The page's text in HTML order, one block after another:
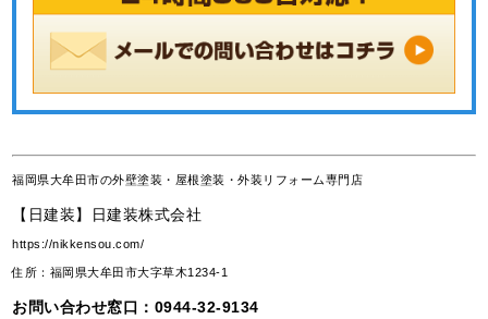
福岡県大牟田市の外壁塗装・屋根塗装・外装リフォーム専門店
【日建装】日建装株式会社
https://nikkensou.com/
住所：福岡県大牟田市大字草木1234-1
お問い合わせ窓口： 0944-32-9134